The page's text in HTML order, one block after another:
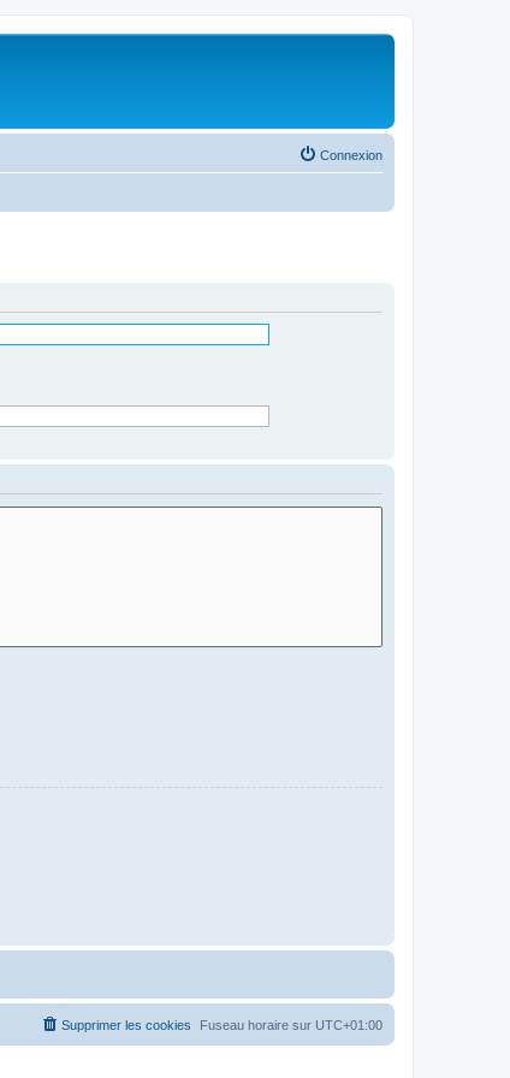
Connexion
Fuseau horaire sur UTC+01:00
Supprimer les cookies